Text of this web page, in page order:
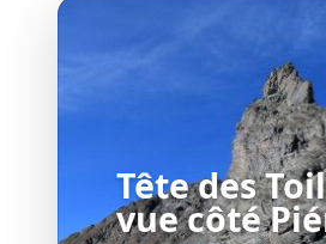
Tête des
vue côté